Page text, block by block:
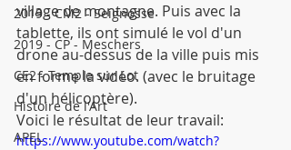
2019 - CM2 - Seignosse
2019 - CP - Meschers
CE2 - Temple sur Lot
Histoire de l'Art
APEL
village de montagne. Puis avec la
tablette, ils ont simulé le vol d'un
drone au-dessus de la ville puis mis
en forme la vidéo. (avec le bruitage
d'un hélicoptère).
Voici le résultat de leur travail:
https://www.youtube.com/watch?